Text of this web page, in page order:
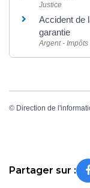
Justice
Accident de
garantie
Argent -
© Direction de
Partager sur :